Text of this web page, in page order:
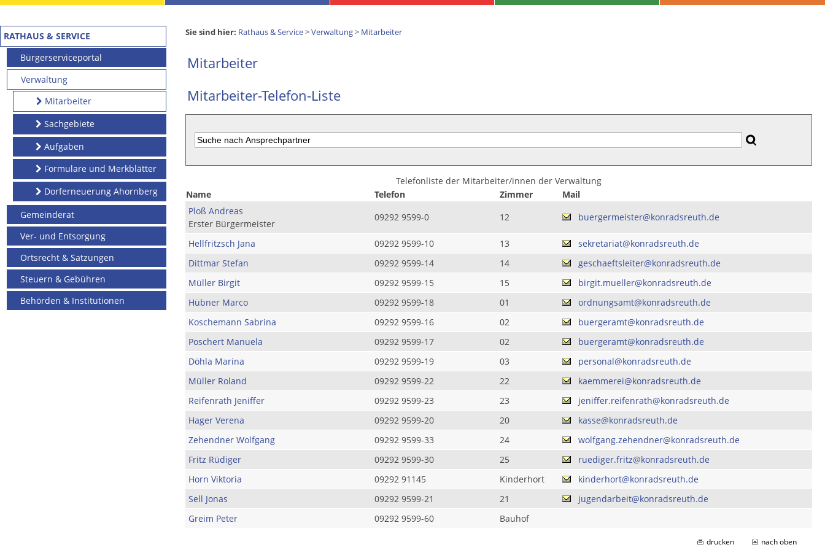
RATHAUS & SERVICE
Bürgerserviceportal
Verwaltung
Mitarbeiter
Sachgebiete
Aufgaben
Formulare und Merkblätter
Dorferneuerung Ahornberg
Gemeinderat
Ver- und Entsorgung
Ortsrecht & Satzungen
Steuern & Gebühren
Behörden & Institutionen
Sie sind hier: Rathaus & Service>Verwaltung> Mitarbeiter
Mitarbeiter
Mitarbeiter-Telefon-Liste
Telefonliste der Mitarbeiter/innen der Verwaltung
Name
Telefon Zimmer
Mail
Ploß Andreas
Erster Bürgermeister
09292 9599-0 12 buergermeister@konradsreuth.de
Hellfritzsch Jana 09292 9599-10 13
sekretariat@konradsreuth.de
Dittmar Stefan
09292 9599-14 14
geschaeftsleiter@konradsreuth.de
Müller Birgit
09292 9599-15 15
birgit.mueller@konradsreuth.de
Hübner Marco
09292 9599-18 01
ordnungsamt@konradsreuth.de
Koschemann Sabrina
09292 9599-16 02
buergeramt@konradsreuth.de
Poschert Manuela
09292 9599-17 02
buergeramt@konradsreuth.de
Döhla Marina
09292 9599-19 03
personal@konradsreuth.de
Müller Roland
09292 9599-22 22
kaemmerei@konradsreuth.de
Reifenrath Jeniffer
09292 9599-23 23
jeniffer.reifenrath@konradsreuth.de
Hager Verena
09292 9599-20 20
kasse@konradsreuth.de
Zehendner Wolfgang
09292 9599-33 24
wolfgang.zehendner@konradsreuth.de
Fritz Rüdiger
09292 9599-30 25
ruediger.fritz@konradsreuth.de
Horn Viktoria
09292 91145 Kinderhort
kinderhort@konradsreuth.de
Sell Jonas
09292 9599-21 21
jugendarbeit@konradsreuth.de
Greim Peter
09292 9599-60 Bauhof
drucken nach oben